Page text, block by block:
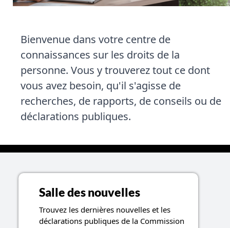
Bienvenue dans votre centre de
connaissances sur les droits de la
personne. Vous y trouverez tout ce dont
vous avez besoin, qu'il s'agisse de
recherches, de rapports, de conseils ou de
déclarations publiques.
Sujets liés aux ressources
Salle des nouvelles
Trouvez les dernières nouvelles et les
déclarations publiques de la Commission